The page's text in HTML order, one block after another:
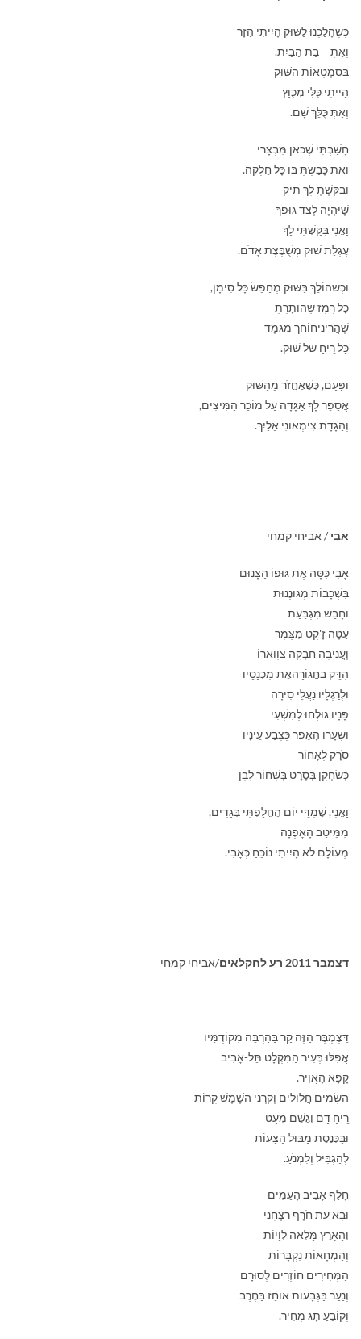
כְּשֶׁהָלַכְנוּ לַשּׁוּק הָיִיתִי הַזָּר
וְאַתְּ – בַּת הַבַּיִת.
בֵּסִמְטָאוֹת הַשּׁוּק
הָיִיתִי כֻּלִּי מְכֻוָּץ
וְאַתְּ כֻּלֵּךְ שָׁם.
חָשַׁבְתִּי שֶׁכאן מִּבְצָרי
ואת כָּבַשְׁתְּ בּוֹ כָּל חֵלֶקה.
וּבִקַּשְׁתְּ לָךְ תִּיק
שֶׁיִּהְיֶה לְצַד גּוּפֵךְ
וַאֲנִי בִּקַּשְׁתִּי לָךְ
עֶגְלַת שׁוּק מְשֻׁבֶּצֶת אָדֹם.
וּכְשהוֹלֵךְ בַּשּׁוּק מְחַפֵּשׂ כָּל סִימָן,
כָּל רֶמֶז שֶׁהוֹתָרְתְּ
שְׁהֲרֵינִּיחוֹחַך מֵגַמֶד
כָּל רֵיחַ של שׁוּק.
ופַּעַם, כְּשֶׁאֶחֱזֹר מֵהַשּׁוּק
אֲסַפֵּר לָךְ אַגָּדָה עַל מוֹכֵר הַמִּיצִים,
וְהַגָּדָת צִימְאוֹנִי אֵלַיִךְ.
אבי / אביחי קמחי
אָבִי כִּסָּה אֶת גּוּפוֹ הַצָּנוּם
בִּשְׁכָבוֹת מְגוּנֶנוּת
וחָבַשׁ מִגְבַּעַת
עַטָה זָ'קֶט מִצֶּמֶר
וְעֲנִיבָה חַבְקָה צַוָוארוֹ
הִדֵּק בחֲגוֹרָהאֶת מִכְנָסָיו
וּלְרַגְלָיו נַעֲלֵי סִירָה
פָּנָיו גוּלְחוּ לְמִשְׁעִי
וּשְׂעָרוֹ הָאָפֹר כְּצֶבַע עֵינָיו
סֹרָק לְאָחוֹר
כְּשַׂחְקָן בְּסֶרֶט בְּשָׁחוֹר לָבָן
וַאֲנִי, שֶׁמִדֵּי יוֹם הֶחֱלַפְתִּי בְּגָדִים,
מִמֵּיטַב הָאָפְנָה
מְעוֹלָם לֹא הָיִיתִי נוֹכֵחַ כְּאָבִי.
דצמבר 2011 רע לחקלאים /אביחי קמחי
דֵּצֶמְבֶּר הַזֶּה קַר בַּהַרְבֵּה מִקוֹדְמַּיו
אֲפִלּוּ בְּעִיר הַמִּקְלָט תֵּל-אָבִיב
קָפָא הָאֲוִיר.
הַשָּׂמִים חֲלוּלִים וְקַרְנֵי הַשֶּׁמֶשׁ קָרוֹת
רֵיחַ דָּם וְגֶשֶׁם מְעַט
וּבַּכְּנֶסֶת מַבּוּל הַצָּעוֹת
לְהַגְבִּיל וְלִמְנֹעַ.
חָלַף אָבִיב הָעַמִּים
וּבָא עֵת חֹרֶף רַצְחָנִי
וְהָאָרֶץ מָּלְאה לְוָיוֹת
וְהַמְחָאוֹת נִקְבָּרוֹת
הַמְּחִירִים חוֹזְרִים לְסוּרָם
וְנַעַר בַּגְבָעוֹת אוֹחֵז בַּחֶרֶב
וְקוֹבֵעַ תָּג מְחִיר.